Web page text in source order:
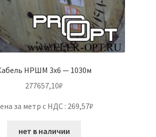
НРШМ 3х6 — 1030м
277657,10₽
за метр с НДС : 269,57₽
нет в наличии